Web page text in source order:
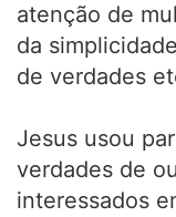
atenção de
da
de verdades
Jesus usou
verdades de
interessados